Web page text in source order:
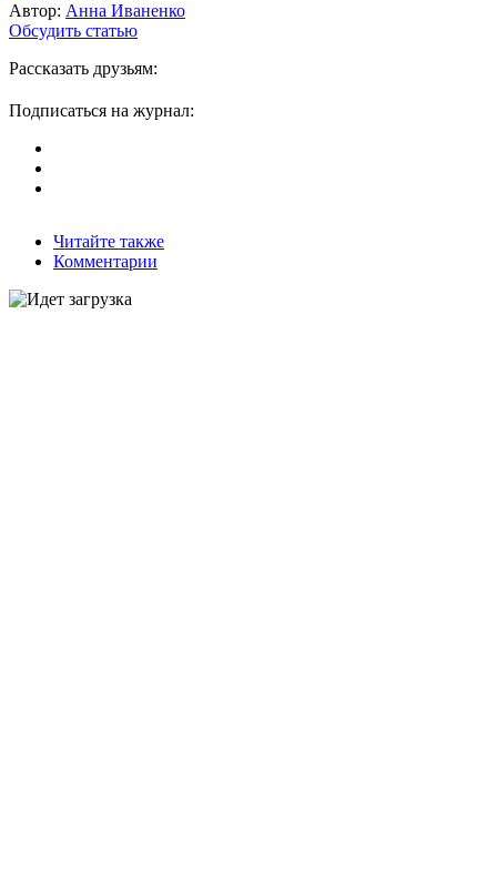
Автор: Анна Иваненко
Обсудить статью
Рассказать друзьям:
Подписаться на журнал:
Читайте также
Комментарии